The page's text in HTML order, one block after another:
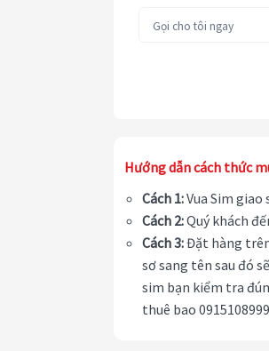
Hướng dẫn cách thức
Cách 1:Vua Sim
Cách 2:Quý khách
Cách 3:Đặt hàng
sơ sang tên sau đó
sim bạn kiểm tra
thuê bao 0915108999